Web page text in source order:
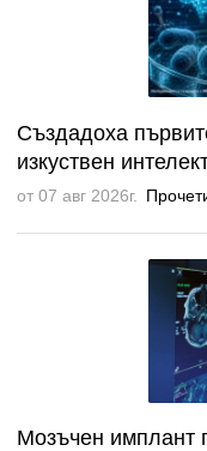
Създадоха
изкуствен
от 07 авг 2026г.
Мозъчен имплант